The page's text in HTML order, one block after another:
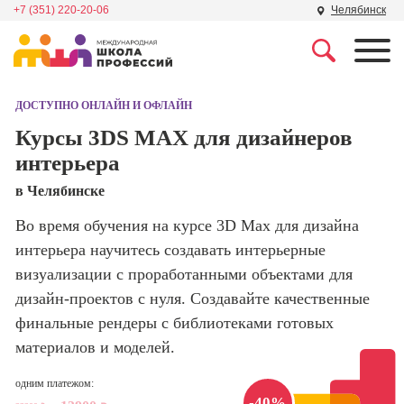
+7 (351) 220-20-06 Челябинск
Школа дизайна
Школа нейросетей и
Школа психологии
Школа актерского
мастерства
управления
Специалист по
поисковой
сайтов)
Профессия
Интернет-
Профессия
маркетингу в
социальных
сетях (SMM-
ДОСТУПНО ОНЛАЙН И ОФЛАЙН
Курсы 3DS MAX для дизайнеров
интерьера
в Челябинске
Во время обучения на курсе 3D Max для дизайна
интерьера научитесь создавать интерьерные
визуализации с проработанными объектами для
дизайн-проектов с нуля. Создавайте качественные
финальные рендеры с библиотеками готовых
материалов и моделей.
одним платежом: